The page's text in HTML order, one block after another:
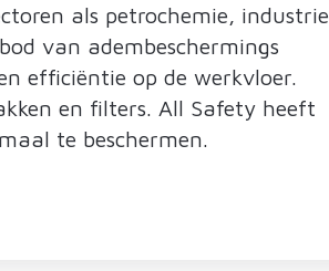
als petrochemie, industrie
van adembeschermings
efficiëntie op de werkvloer.
en filters. All Safety heeft
te beschermen.